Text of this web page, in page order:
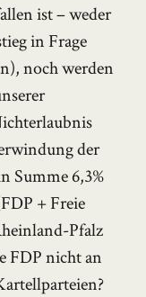
ist – weder
in Frage
noch werden
der
Summe 6,3%
+ Freie
Pfalz
FDP nicht an